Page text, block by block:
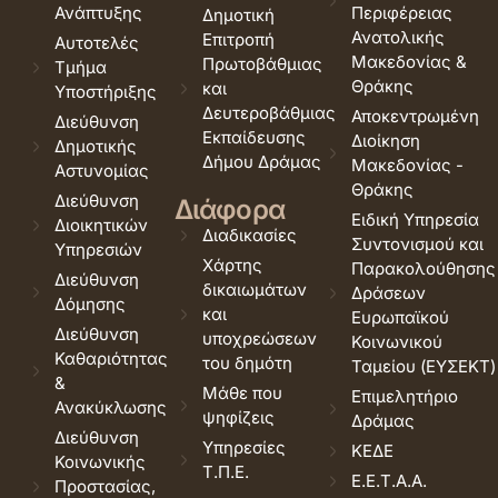
Ανάπτυξης
Αυτοτελές
Τμήμα
Υποστήριξης
Διεύθυνση
Δημοτικής
Αστυνομίας
Διεύθυνση
Διοικητικών
Υπηρεσιών
Διεύθυνση
Δόμησης
Διεύθυνση
Καθαριότητας
&
Ανακύκλωσης
Διεύθυνση
Κοινωνικής
Προστασίας,
Δημοτική
Επιτροπή
Πρωτοβάθμιας
και
Δευτεροβάθμιας
Εκπαίδευσης
Δήμου Δράμας
Διάφορα
Διαδικασίες
Χάρτης
δικαιωμάτων
και
υποχρεώσεων
του δημότη
Μάθε που
ψηφίζεις
Υπηρεσίες
Τ.Π.Ε.
Περιφέρειας
Ανατολικής
Μακεδονίας &
Θράκης
Αποκεντρωμένη
Διοίκηση
Μακεδονίας -
Θράκης
Ειδική Υπηρεσία
Συντονισμού και
Παρακολούθησης
Δράσεων
Ευρωπαϊκού
Κοινωνικού
Ταμείου (ΕΥΣΕΚΤ)
Επιμελητήριο
Δράμας
ΚΕΔΕ
Ε.Ε.Τ.Α.Α.